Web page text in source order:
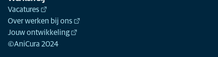
Vacatures
Over werken bij ons
Jouw ontwikkeling
©AniCura 2024